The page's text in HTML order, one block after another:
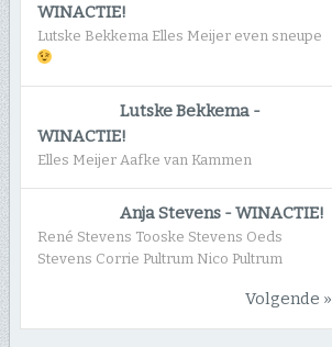
WINACTIE!
Lutske Bekkema Elles Meijer even sneupe
Lutske Bekkema -
WINACTIE!
Elles Meijer Aafke van Kammen
Anja Stevens -WINACTIE!
René Stevens Tooske Stevens Oeds
Stevens Corrie Pultrum Nico Pultrum
Volgende »